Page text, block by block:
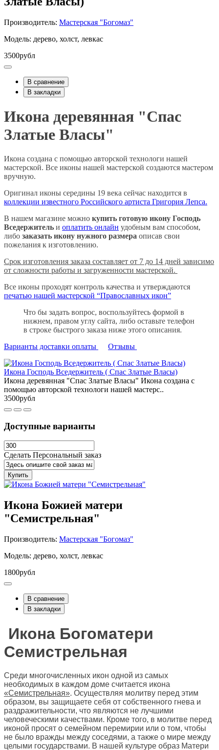
Производитель: Мастерская "Богомаз"
Модель: дерево, холст, левкас
3500рубл
В сравнение
В закладки
Икона деревянная "Спас
Златые Власы"
Икона создана с помощью авторской технологи нашей
мастерской. Все иконы нашей мастерской создаются мастером
вручную.
Оригинал иконы середины 19 века сейчас находится в
коллекции известного Российского артиста Григория Лепса.
В нашем магазине можно купить готовую икону Господь
Вседержитель и оплатить онлайн удобным вам способом,
либо заказать икону нужного размера описав свои
пожелания к изготовлению.
Срок изготовления заказа составляет от 7 до 14 дней зависимо
от сложности работы и загруженности мастерской.
Все иконы проходят контроль качества и утверждаются
печатью нашей мастерской “Православных икон”
Что бы задать вопрос, воспользуйтесь формой в
нижнем, правом углу сайта, либо оставьте телефон
в строке быстрого заказа ниже этого описания.
Варианты доставки оплаты
Отзывы
Икона Господь Вседержитель ( Спас Златые Власы)
Икона деревянная "Спас Златые Власы" Икона создана с
помощью авторской технологи нашей мастерс..
3500рубл
Доступные варианты
Сделать Персональный заказ
Купить
Икона Божией матери
"Семистрельная"
Производитель: Мастерская "Богомаз"
Модель: дерево, холст, левкас
1800рубл
В сравнение
В закладки
Икона Богоматери
Семистрельная
Среди многочисленных икон одной из самых
необходимых в каждом доме считается икона
«Семистрельная». Осуществляя молитву перед этим
образом, вы защищаете себя от собственного гнева и
раздражительности, что являются не лучшими
человеческими качествами. Кроме того, в молитве перед
иконой просят о семейном перемирии или о том, чтобы
не было вражды между соседями, а также о мире между
целыми государствами. В нашей культуре образ Матери